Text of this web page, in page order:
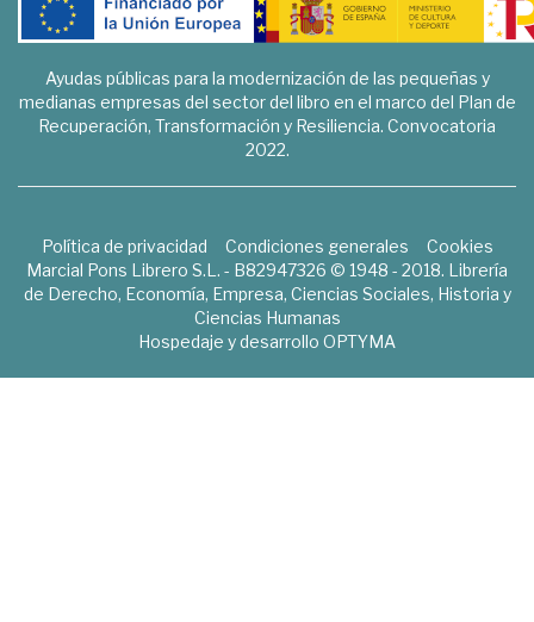
Ayudas públicas para la modernización de las pequeñas y
medianas empresas del sector del libro en el marco del Plan de
Recuperación, Transformación y Resiliencia. Convocatoria
2022.
Política de privacidad Condiciones generales
Cookies
Marcial Pons Librero S.L. - B82947326 © 1948 - 2018. Librería
de Derecho, Economía, Empresa, Ciencias Sociales, Historia y
Ciencias Humanas
Hospedaje y desarrollo OPTYMA